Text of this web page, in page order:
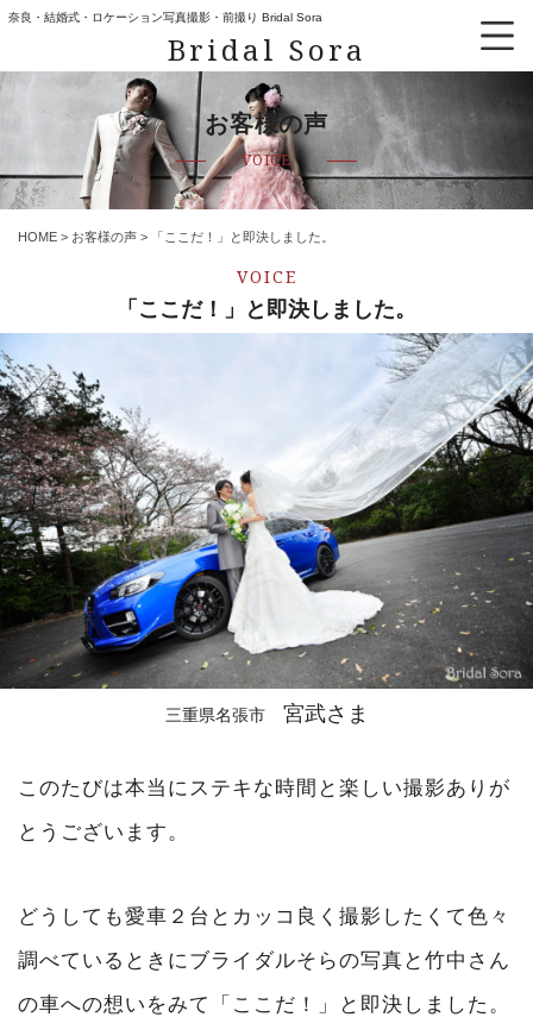
奈良・結婚式・ロケーション写真撮影・前撮り Bridal Sora
Bridal Sora
お客様の声
VOICE
HOME > お客様の声 > 「ここだ！」と即決しました。
VOICE
「ここだ！」と即決しました。
三重県名張市 宮武さま
このたびは本当にステキな時間と楽しい撮影ありが
とうございます。
どうしても愛車２台とカッコ良く撮影したくて色々
調べているときにブライダルそらの写真と竹中さん
の車への想いをみて「ここだ！」と即決しました。